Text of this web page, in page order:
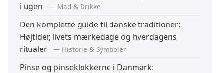
i ugen
— Mad & Drikke
Den komplette guide til danske traditioner:
Højtider, livets mærkedage og hverdagens
ritualer
— Historie & Symboler
Pinse og pinseklokkerne i Danmark: